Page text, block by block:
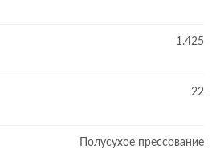
1.425
22
Полусухое прессование